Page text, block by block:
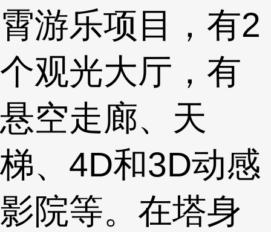
霄游乐项目，有2
个观光大厅，有
悬空走廊、天
梯、4D和3D动感
影院等。在塔身